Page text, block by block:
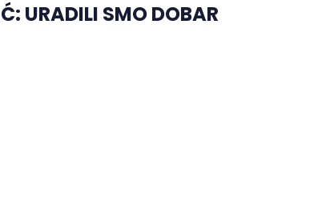
URADILI SMO DOBAR